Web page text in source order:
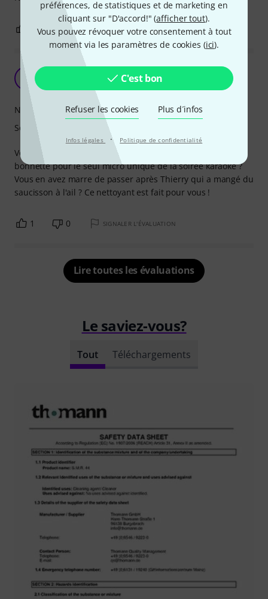
préférences, de statistiques et de marketing en
cliquant sur "D'accord!" (afficher tout).
Vous pouvez révoquer votre consentement à tout
moment via les paramètres de cookies (ici).
C'est bon
Refuser les cookies Plus d´infos
Infos légales · Politique de confidentialité
0 SIGNALER L'ÉVALUATION
Très bon produit
Buckley Johnson 05.03.2026
Vous aussi vous ne venez pas avec votre grille ou votre
bonnette pour le seul micro unique de la soirée karaoké ?
Vous en avez marre de passer après Thierry qui a mangé du
saucisson à l'ail ? Ce nettoyant est fait pour vous !
Nettoyage
Soin
1 0 SIGNALER L'ÉVALUATION
Lire toutes les évaluations
Le saviez-vous?
Tout Téléchargements